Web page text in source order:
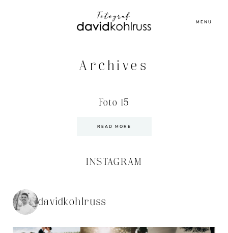
MENU
Archives
Foto 15
READ MORE
INSTAGRAM
davidkohlruss